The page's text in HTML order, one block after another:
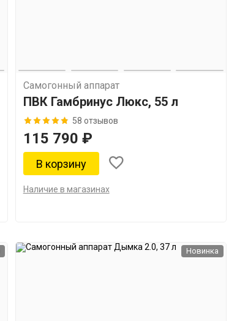
Самогонный аппарат
ПВК Гамбринус Люкс, 55 л
58 отзывов
115 790 ₽
Наличие в магазинах
Новинка